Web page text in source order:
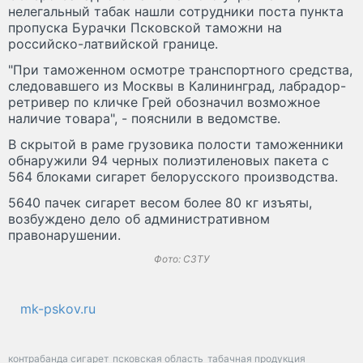
нелегальный табак нашли сотрудники поста пункта
пропуска Бурачки Псковской таможни на
российско-латвийской границе.
"При таможенном осмотре транспортного средства,
следовавшего из Москвы в Калининград, лабрадор-
ретривер по кличке Грей обозначил возможное
наличие товара", - пояснили в ведомстве.
В скрытой в раме грузовика полости таможенники
обнаружили 94 черных полиэтиленовых пакета с
564 блоками сигарет белорусского производства.
5640 пачек сигарет весом более 80 кг изъяты,
возбуждено дело об административном
правонарушении.
Фото: СЗТУ
mk-pskov.ru
контрабанда сигарет псковская область табачная продукция